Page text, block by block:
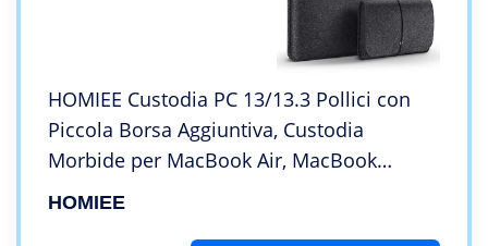
HOMIEE Custodia PC 13/13.3 Pollici con
Piccola Borsa Aggiuntiva, Custodia
Morbide per MacBook Air, MacBook
PRO/dell/Lenovo/HP/Chromebook e Oltre
HOMIEE